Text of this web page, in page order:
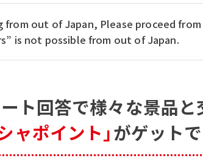
from out of Japan, Please proceed
is not possible from out of Japan.
ト回答で様々な景品と
ャポイント」がゲットで